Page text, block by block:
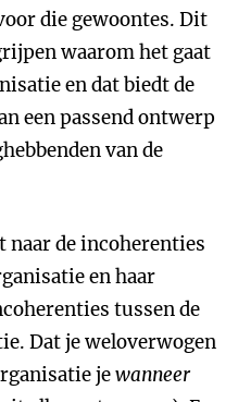
die gewoontes. Dit
waarom het gaat
en dat biedt de
een passend ontwerp
van de
naar de incoherenties
en haar
tussen de
Dat je weloverwogen
jewanneer